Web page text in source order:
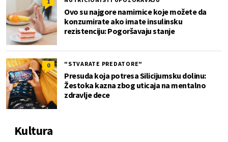
Ovo su najgore namirnice koje možete da
konzumirate ako imate insulinsku
rezistenciju: Pogoršavaju stanje
0 "STVARATE PREDATORE"
Presuda koja potresa Silicijumsku dolinu:
Žestoka kazna zbog uticaja na mentalno
zdravlje dece
Kultura